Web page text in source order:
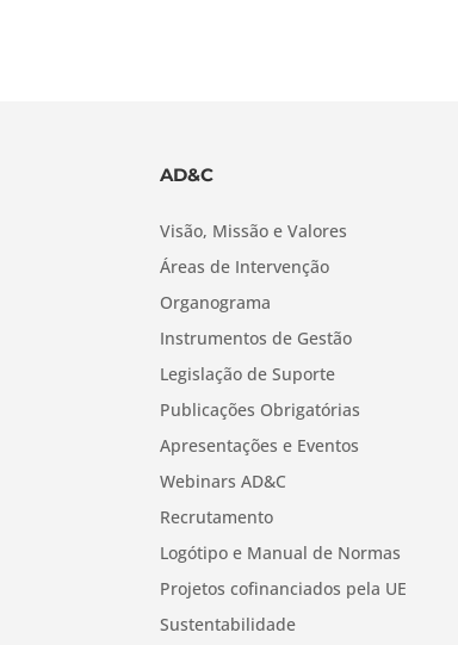
AD&C
Visão, Missão e Valores
Áreas de Intervenção
Organograma
Instrumentos de Gestão
Legislação de Suporte
Publicações Obrigatórias
Apresentações e Eventos
Webinars AD&C
Recrutamento
Logótipo e Manual de Normas
Projetos cofinanciados pela UE
Sustentabilidade